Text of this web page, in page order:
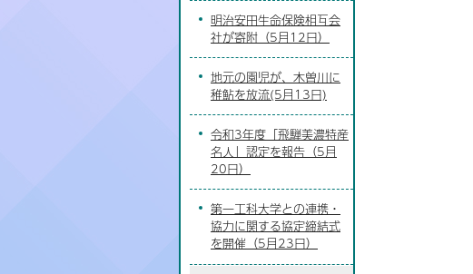
明治安田生命保険相互会
社が寄附（5月12日）
地元の園児が、木曽川に
稚鮎を放流(5月13日)
令和3年度「飛騨美濃特産
名人」認定を報告（5月
20日）
第一工科大学との連携・
協力に関する協定締結式
を開催（5月23日）